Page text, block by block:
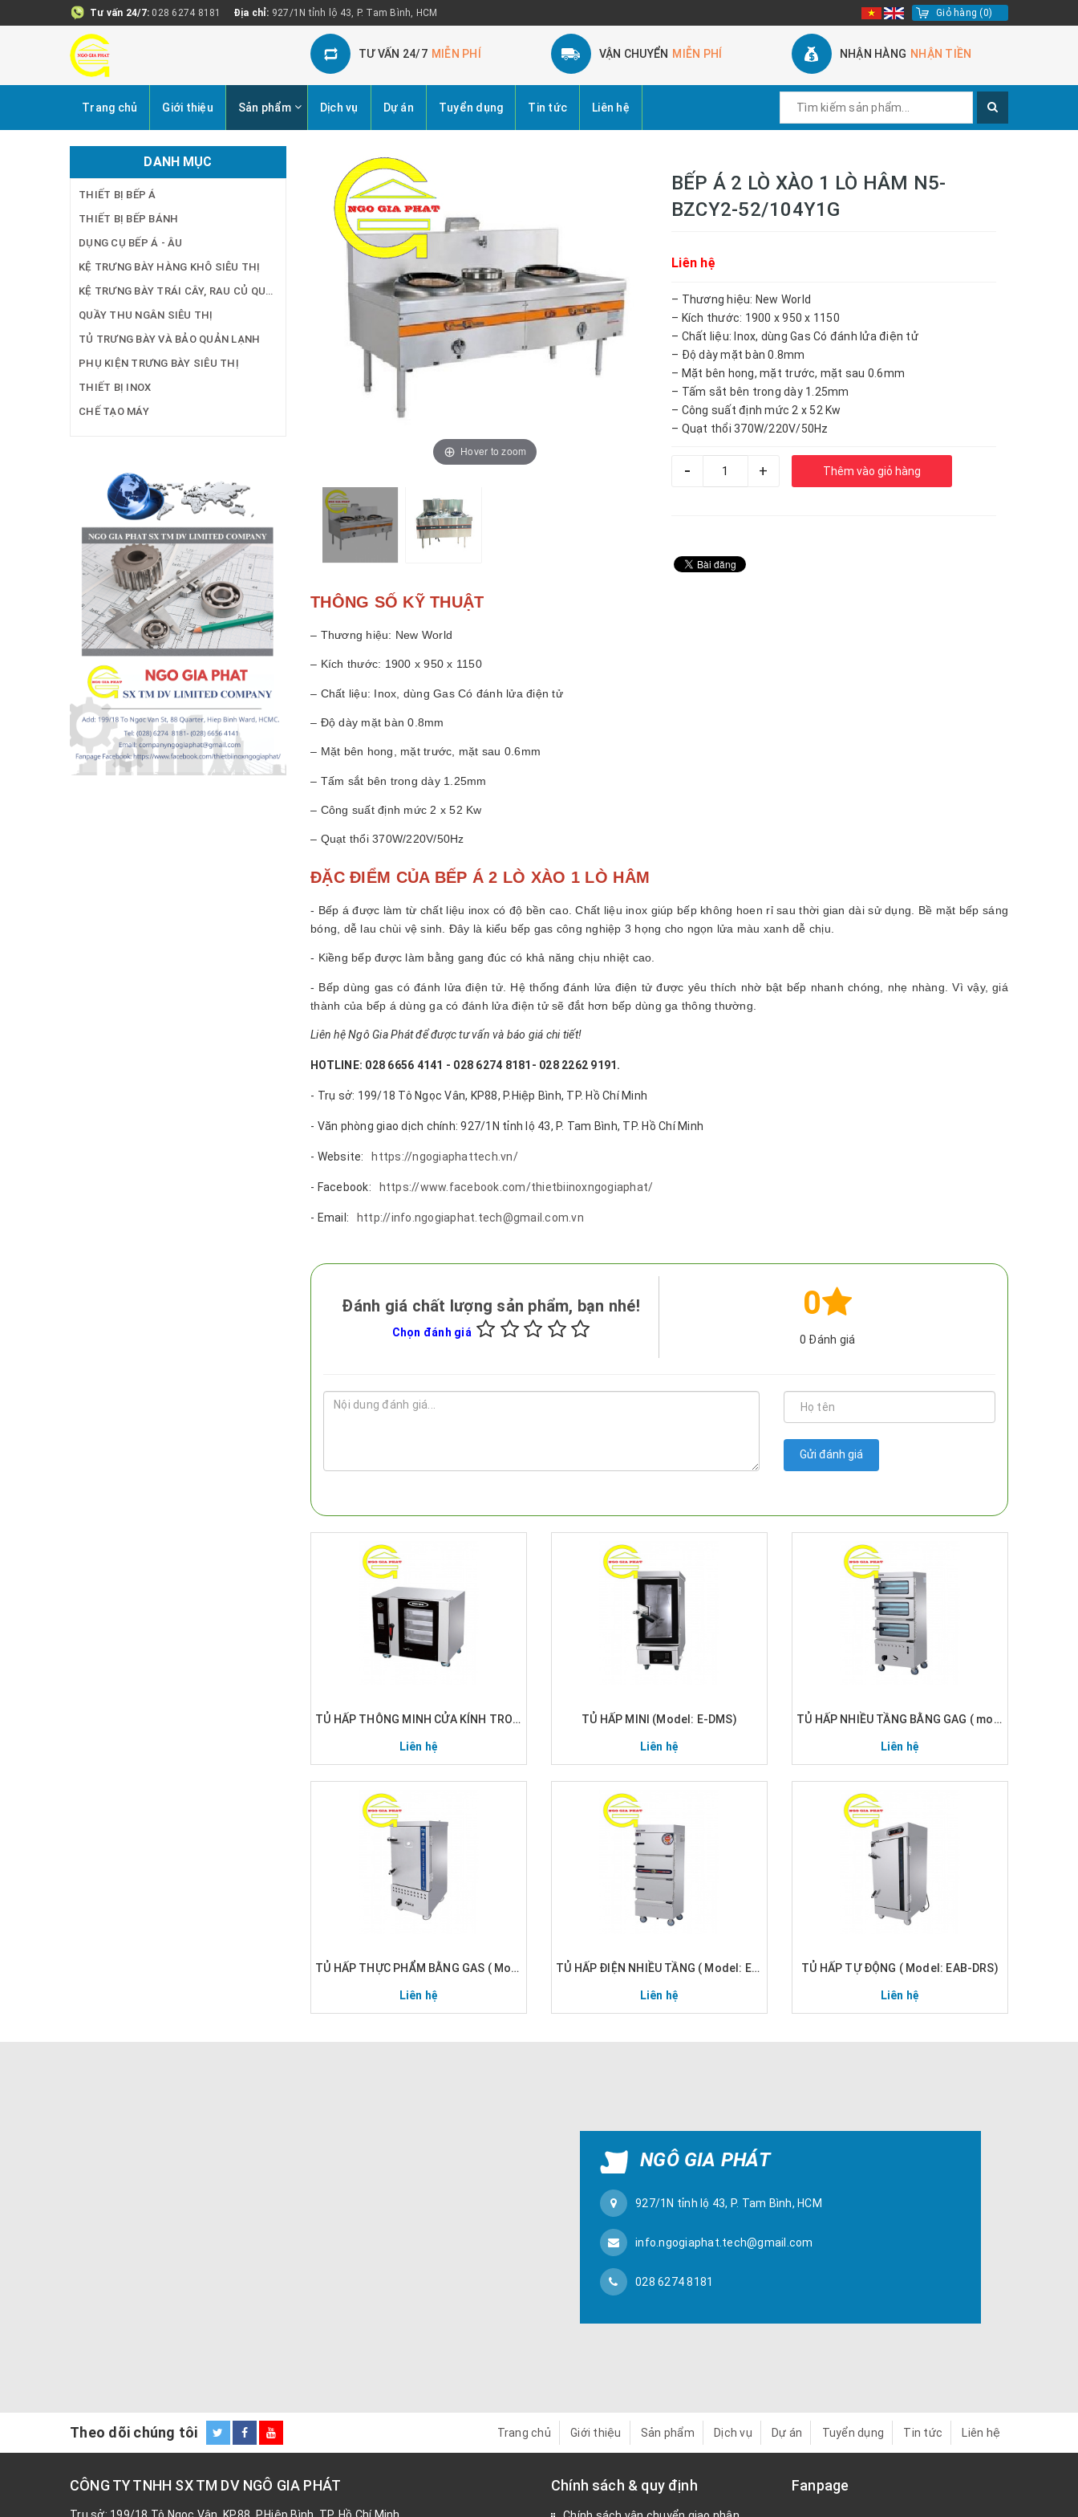
Tư vấn 24/7: 028 6274 8181 Địa chỉ: 927/1N tỉnh lộ 43, P. Tam Bình, HCM Giỏ hàng (0)
TƯ VẤN 24/7 MIỄN PHÍ VẬN CHUYỂN MIỄN PHÍ NHẬN HÀNG NHẬN TIỀN
Trang chủ Giới thiệu Sản phẩm Dịch vụ Dự án Tuyển dụng Tin tức Liên hệ
Hover to zoom
BẾP Á 2 LÒ XÀO 1 LÒ HÂM N5-
BZCY2-52/104Y1G
Liên hệ
– Thương hiệu: New World
– Kích thước: 1900 x 950 x 1150
– Chất liệu: Inox, dùng Gas Có đánh lửa điện tử
– Độ dày mặt bàn 0.8mm
– Mặt bên hong, mặt trước, mặt sau 0.6mm
– Tấm sắt bên trong dày 1.25mm
– Công suất định mức 2 x 52 Kw
– Quạt thổi 370W/220V/50Hz
- + Thêm vào giỏ hàng
THÔNG SỐ KỸ THUẬT
– Thương hiệu: New World
– Kích thước: 1900 x 950 x 1150
– Chất liệu: Inox, dùng Gas Có đánh lửa điện tử
– Độ dày mặt bàn 0.8mm
– Mặt bên hong, mặt trước, mặt sau 0.6mm
– Tấm sắt bên trong dày 1.25mm
– Công suất định mức 2 x 52 Kw
– Quạt thổi 370W/220V/50Hz
ĐẶC ĐIỂM CỦA BẾP Á 2 LÒ XÀO 1 LÒ HÂM
- Bếp á được làm từ chất liệu inox có độ bền cao. Chất liệu inox giúp bếp không hoen rỉ sau thời gian dài sử dụng. Bề mặt bếp sáng
bóng, dễ lau chùi vệ sinh. Đây là kiểu bếp gas công nghiệp 3 họng cho ngọn lửa màu xanh dễ chịu.
- Kiềng bếp được làm bằng gang đúc có khả năng chịu nhiệt cao.
- Bếp dùng gas có đánh lửa điện tử. Hệ thống đánh lửa điện tử được yêu thích nhờ bật bếp nhanh chóng, nhẹ nhàng. Vì vậy, giá
thành của bếp á dùng ga có đánh lửa điện tử sẽ đắt hơn bếp dùng ga thông thường.
Liên hệ Ngô Gia Phát để được tư vấn và báo giá chi tiết!
HOTLINE: 028 6656 4141 - 028 6274 8181- 028 2262 9191.
- Trụ sở: 199/18 Tô Ngọc Vân, KP88, P.Hiệp Bình, TP. Hồ Chí Minh
- Văn phòng giao dịch chính: 927/1N tỉnh lộ 43, P. Tam Bình, TP. Hồ Chí Minh
- Website: https://ngogiaphattech.vn/
- Facebook: https://www.facebook.com/thietbiinoxngogiaphat/
- Email: http://info.ngogiaphat.tech@gmail.com.vn
Đánh giá chất lượng sản phẩm, bạn nhé!
Chọn đánh giá
0
0 Đánh giá
Gửi đánh giá
TỦ HẤP THÔNG MINH CỬA KÍNH TRONG SUỐT ( Model: EGA-DRS)
Liên hệ
TỦ HẤP MINI (Model: E-DMS)
Liên hệ
TỦ HẤP NHIỀU TẦNG BẰNG GAG ( model: EML-CNGS)
Liên hệ
TỦ HẤP THỰC PHẨM BẰNG GAS ( Model: EFP-CNGS)
Liên hệ
TỦ HẤP ĐIỆN NHIỀU TẦNG ( Model: EML-DRS)
Liên hệ
TỦ HẤP TỰ ĐỘNG ( Model: EAB-DRS)
Liên hệ
DANH MỤC
THIẾT BỊ BẾP Á
THIẾT BỊ BẾP BÁNH
DỤNG CỤ BẾP Á - ÂU
KỆ TRƯNG BÀY HÀNG KHÔ SIÊU THỊ
QUẦY THU NGÂN SIÊU THỊ
TỦ TRƯNG BÀY VÀ BẢO QUẢN LẠNH
PHỤ KIỆN TRƯNG BÀY SIÊU THỊ
THIẾT BỊ INOX
CHẾ TẠO MÁY
NGÔ GIA PHÁT
927/1N tỉnh lộ 43, P. Tam Bình, HCM
info.ngogiaphat.tech@gmail.com
028 6274 8181
Theo dõi chúng tôi Trang chủ Giới thiệu Sản phẩm Dịch vụ Dự án Tuyển dụng Tin tức Liên hệ
CÔNG TY TNHH SX TM DV NGÔ GIA PHÁT Chính sách & quy định Fanpage